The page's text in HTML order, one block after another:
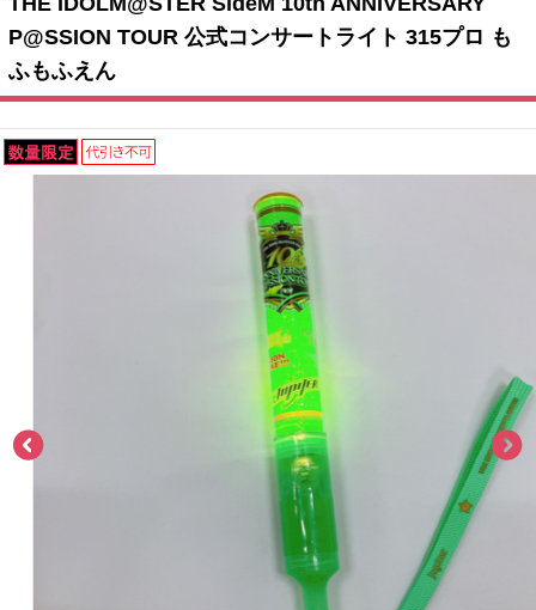
ゲーム 電子書籍
CD / Blu-ray
EVENT
ASOBI TICKET ASOBI STAGE
プレミアム会員とは
アイドルマスター シャイニーカラーズ
ACE COMBAT
P@SSION TOUR 公式コンサートライト 315プロ も
ふもふえん